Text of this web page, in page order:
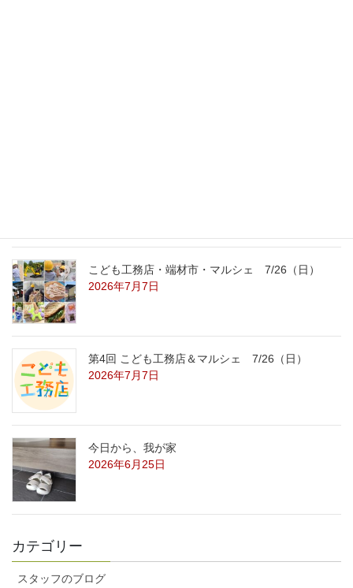
こども工務店・端材市・マルシェ 7/26（日）
2026年7月7日
第4回 こども工務店＆マルシェ 7/26（日）
2026年7月7日
今日から、我が家
2026年6月25日
カテゴリー
スタッフのブログ